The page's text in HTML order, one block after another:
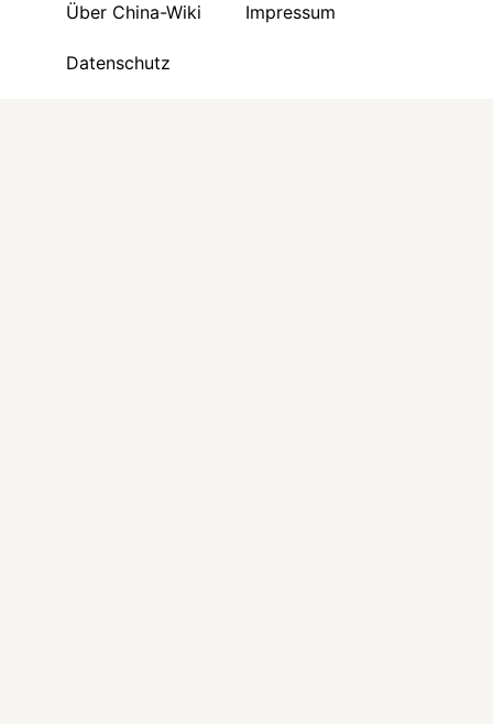
Über China-Wiki Impressum
Datenschutz